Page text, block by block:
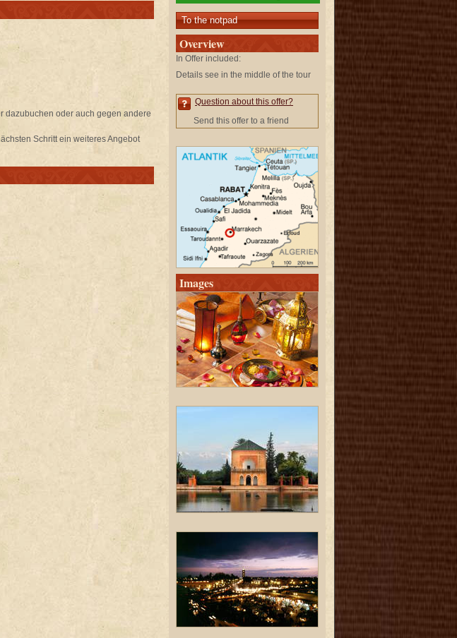
dazubuchen oder auch gegen andere
Schritt ein weiteres Angebot
To the notpad
Overview
In Offer included:
Details see in the middle of the tour
Question about this offer?
Send this offer to a friend
Images